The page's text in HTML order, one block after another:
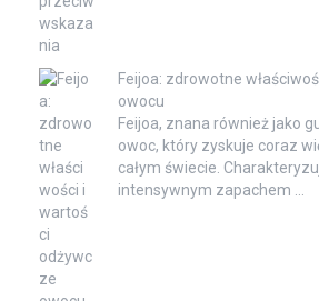
Feijoa: zdrowotne
owocu
Feijoa, znana również jako
owoc, który zyskuje coraz
całym świecie.
intensywnym zapachem …